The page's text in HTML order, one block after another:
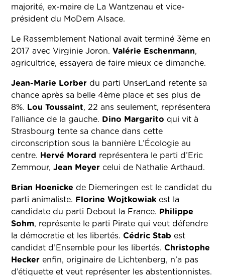
majorité, ex-maire de La Wantzenau et vice-
président du MoDem Alsace.
Le Rassemblement National avait terminé 3ème en
2017 avec Virginie Joron.Valérie Eschenmann,
agricultrice, essayera de faire mieux ce dimanche.
Jean-Marie Lorber du parti UnserLand retente sa
chance après sa belle 4ème place et ses plus de
8%. Lou Toussaint, 22 ans seulement, représentera
l’alliance de la gauche. Dino Margarito qui vit à
Strasbourg tente sa chance dans cette
circonscription sous la bannière L’Écologie au
centre. Hervé Morard représentera le parti d’Eric
Zemmour,Jean Meyer celui de Nathalie Arthaud.
Brian Hoenicke de Diemeringen est le candidat du
parti animaliste. Florine Wojtkowiak est la
candidate du parti Debout la France. Philippe
Sohm, représente le parti Pirate qui veut défendre
la démocratie et les libertés. Cédric Stab est
candidat d’Ensemble pour les libertés. Christophe
Hecker enfin, originaire de Lichtenberg, n’a pas
d’étiquette et veut représenter les abstentionnistes.